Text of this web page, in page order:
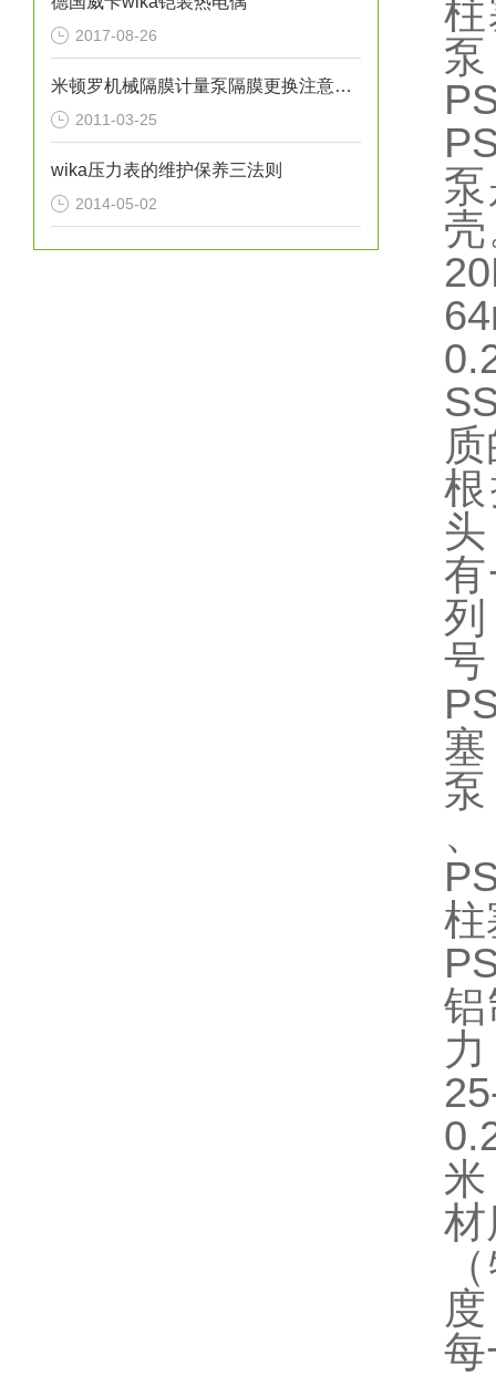
2017-08-26
米顿罗机械隔膜计量泵隔膜更换注意事项
2011-03-25
wika压力表的维护保养三法则
2014-05-02
柱
材
每